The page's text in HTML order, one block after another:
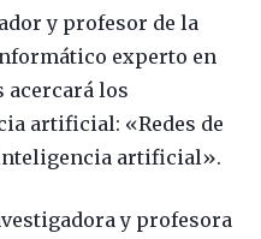
y profesor de la
experto en
los
artificial: «Redes de
artificial».
y profesora